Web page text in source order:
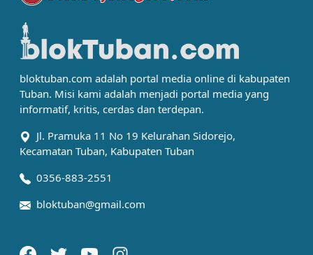
bloktuban.com adalah portal media online di kabupaten
Tuban. Misi kami adalah menjadi portal media yang
informatif, kritis, cerdas dan terdepan.
Jl. Pramuka 11 No 19 Kelurahan Sidorejo,
Kecamatan Tuban, Kabupaten Tuban
0356-883-2551
bloktuban@gmail.com